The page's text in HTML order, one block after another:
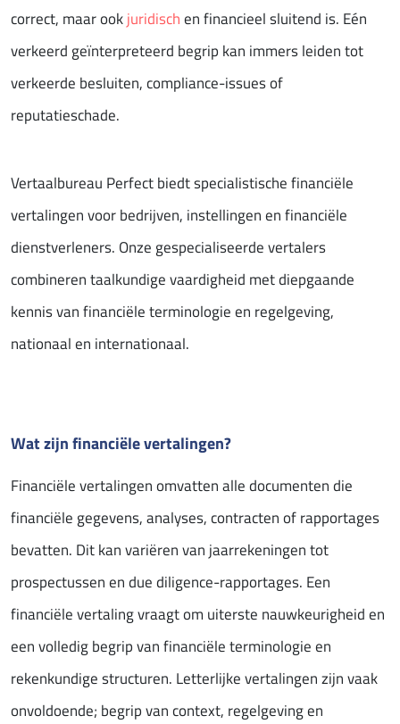
correct, maar ookjuridischen financieel sluitend is. Eén
verkeerd geïnterpreteerd begrip kan immers leiden tot
verkeerde besluiten, compliance-issues of
reputatieschade.
Vertaalbureau Perfect biedt specialistische financiële
vertalingen voor bedrijven, instellingen en financiële
dienstverleners. Onze gespecialiseerde vertalers
combineren taalkundige vaardigheid met diepgaande
kennis van financiële terminologie en regelgeving,
nationaal en internationaal.
Wat zijn financiële vertalingen?
Financiële vertalingen omvatten alle documenten die
financiële gegevens, analyses, contracten of rapportages
bevatten. Dit kan variëren van jaarrekeningen tot
prospectussen en due diligence-rapportages. Een
financiële vertaling vraagt om uiterste nauwkeurigheid en
een volledig begrip van financiële terminologie en
rekenkundige structuren. Letterlijke vertalingen zijn vaak
onvoldoende; begrip van context, regelgeving en